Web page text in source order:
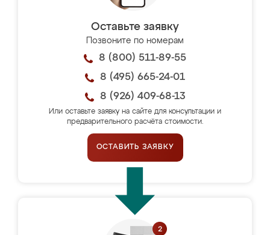
Оставьте заявку
Позвоните по номерам
8 (800) 511-89-55
8 (495) 665-24-01
8 (926) 409-68-13
Или оставьте заявку на сайте для консультации и
предварительного расчёта стоимости.
ОСТАВИТЬ ЗАЯВКУ